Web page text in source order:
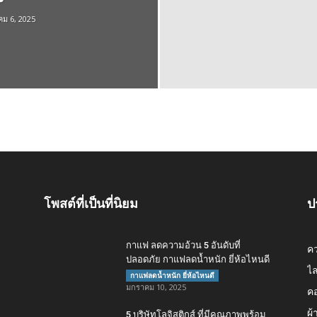
6, 2025
โพสต์ที่เป็นที่นิยม
กาแฟ ลดความอ้วน 5 อันดับที่
ปลอดภัย กาแฟลดน้ำหนัก ยี่ห้อไหนดี
กาแฟลดน้ำหนัก ยี่ห้อไหนดี
มกราคม 10, 2025
5 บริษัทโลจิสติกส์ ที่มีคุณภาพพร้อม
ค
ไ
ค
ผ้